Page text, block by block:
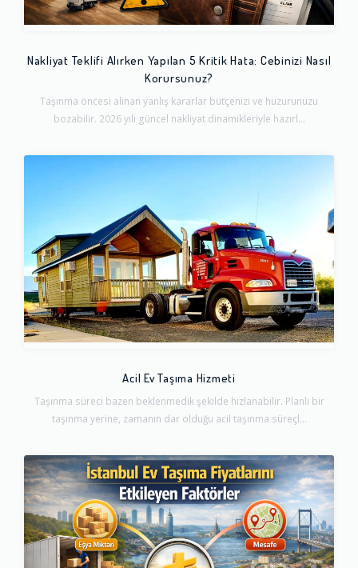
Nakliyat Teklifi Alırken Yapılan 5 Kritik Hata: Cebinizi Nasıl
Korursunuz?
Taşınma öncesi alınan yanlış kararlar bütçenizi ve huzurunuzu
bozabilir. 2026 yılı güncel nakliyat dinamikleriyle hazırl...
Acil Ev Taşıma Hizmeti
Taşınma süreci bazen beklenmedik şekilde hızlanabilir. Planlı bir
taşınma yerine, zamanın dar olduğu acil taşınma süreçl...